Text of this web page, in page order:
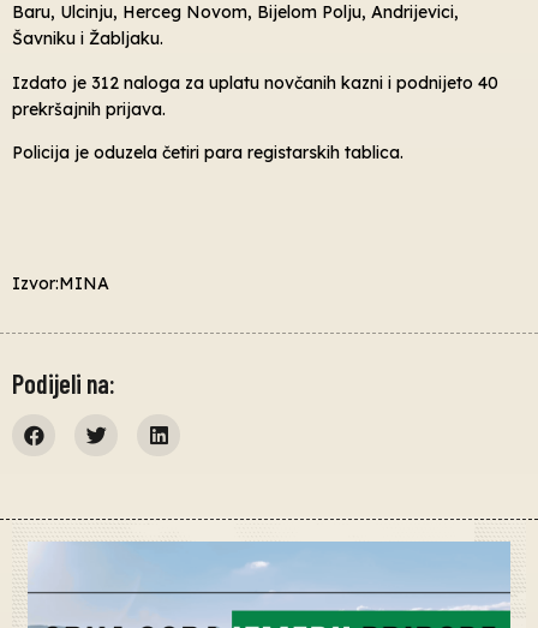
Baru, Ulcinju, Herceg Novom, Bijelom Polju, Andrijevici,
Šavniku i Žabljaku.
Izdato je 312 naloga za uplatu novčanih kazni i podnijeto 40
prekršajnih prijava.
Policija je oduzela četiri para registarskih tablica.
Izvor:MINA
Podijeli na: